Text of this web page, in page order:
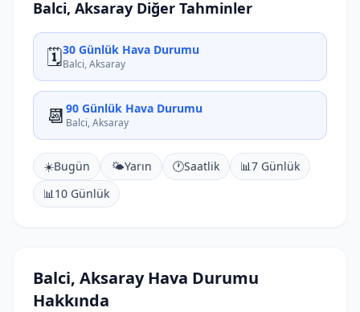
Balci, Aksaray Diğer Tahminler
🗓️30 Günlük Hava Durumu
Balci, Aksaray
📆 90 Günlük Hava Durumu
Balci, Aksaray
☀️Bugün 🌤️Yarın 🕐Saatlik 📊7 Günlük
📊10 Günlük
Balci, Aksaray Hava Durumu
Hakkında